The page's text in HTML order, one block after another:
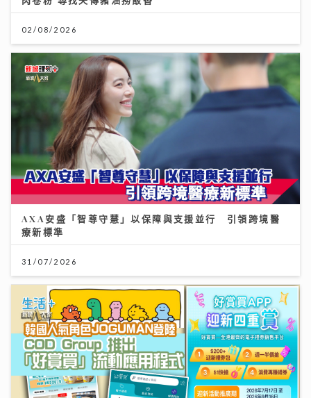
02/08/2026
AXA安盛「智尊守慧」以保障與支援並行 引領跨境醫
療新標準
31/07/2026